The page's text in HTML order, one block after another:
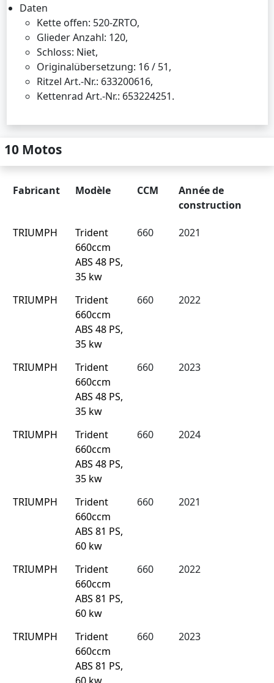
Daten
Kette offen: 520-ZRTO,
Glieder Anzahl: 120,
Schloss: Niet,
Originalübersetzung: 16 / 51,
Ritzel Art.-Nr.: 633200616,
Kettenrad Art.-Nr.: 653224251.
10 Motos
Fabricant Modèle CCM
Année de
construction
TRIUMPH
Trident
660ccm
ABS 48 PS,
35 kw
660 2021
TRIUMPH
Trident
660ccm
ABS 48 PS,
35 kw
660 2022
TRIUMPH
Trident
660ccm
ABS 48 PS,
35 kw
660 2023
TRIUMPH
Trident
660ccm
ABS 48 PS,
35 kw
660 2024
TRIUMPH
Trident
660ccm
ABS 81 PS,
60 kw
660 2021
TRIUMPH
Trident
660ccm
ABS 81 PS,
60 kw
660 2022
TRIUMPH
Trident
660ccm
ABS 81 PS,
60 kw
660 2023